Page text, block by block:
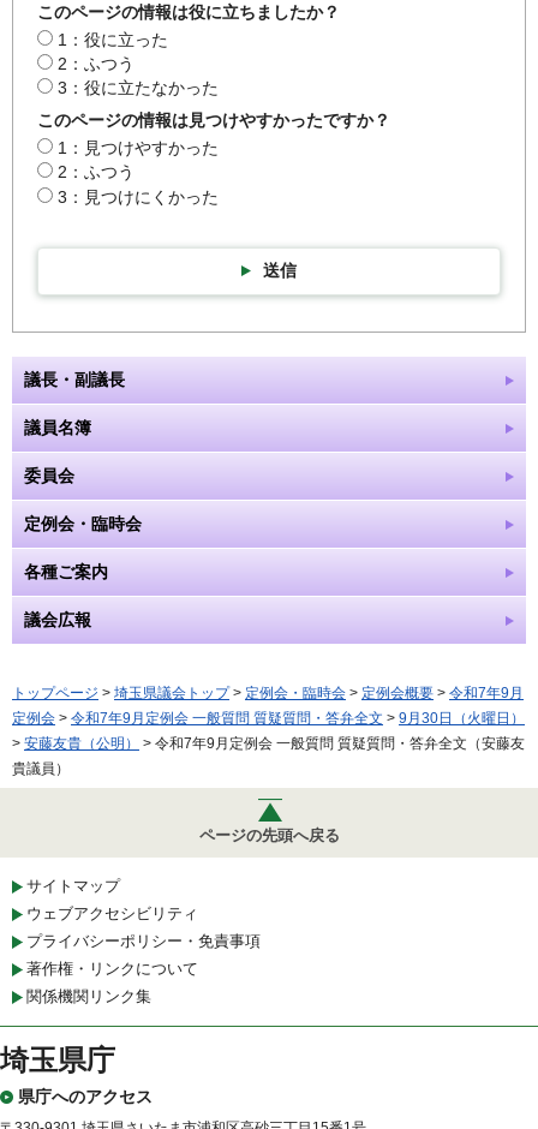
このページの情報は役に立ちましたか？
1：役に立った
2：ふつう
3：役に立たなかった
このページの情報は見つけやすかったですか？
1：見つけやすかった
2：ふつう
3：見つけにくかった
送信
議長・副議長
議員名簿
委員会
定例会・臨時会
各種ご案内
議会広報
トップページ > 埼玉県議会トップ> 定例会・臨時会 > 定例会概要 > 令和7年9月
定例会 > 令和7年9月定例会 一般質問 質疑質問・答弁全文 > 9月30日（火曜日）
> 安藤友貴（公明）
> 令和7年9月定例会 一般質問 質疑質問・答弁全文（安藤友
貴議員）
ページの先頭へ戻る
サイトマップ
ウェブアクセシビリティ
プライバシーポリシー・免責事項
著作権・リンクについて
関係機関リンク集
埼玉県庁
県庁へのアクセス